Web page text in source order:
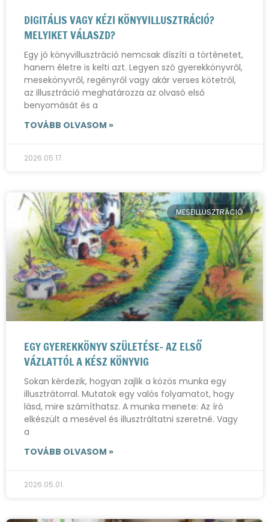
DIGITÁLIS VAGY KÉZI KÖNYVILLUSZTRÁCIÓ?
MELYIKET VÁLASZD?
Egy jó könyvillusztráció nemcsak díszíti a történetet,
hanem életre is kelti azt. Legyen szó gyerekkönyvről,
mesekönyvről, regényről vagy akár verses kötetről,
az illusztráció meghatározza az olvasó első
benyomását és a
TOVÁBB OLVASOM »
2026.05.17.
MESEILLUSZTRÁCIÓ
EGY GYEREKKÖNYV SZÜLETÉSE- AZ ELSŐ
VÁZLATTÓL A KÉSZ KÖNYVIG
Sokan kérdezik, hogyan zajlik a közös munka egy
illusztrátorral. Mutatok egy valós folyamatot, hogy
lásd, mire számíthatsz. A munka menete: Az író
elkészült a mesével és illusztráltatni szeretné. Vagy
a
TOVÁBB OLVASOM »
2026.05.01.